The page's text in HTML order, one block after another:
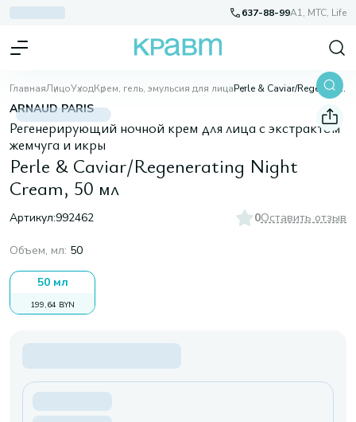
637-88-99A1, МТС, Life
ГлавнаяЛицоУходКрем, гель, эмульсия для лица Perle & Caviar/Regenerating Night Cream, 50 мл
ARNAUD PARIS
Регенерирующий ночной крем для лица с экстрактом
жемчуга и икры
Perle & Caviar/Regenerating Night
Cream, 50 мл
Артикул:992462 0Оставить отзыв
Объем, мл: 50
50 мл
199,64 BYN